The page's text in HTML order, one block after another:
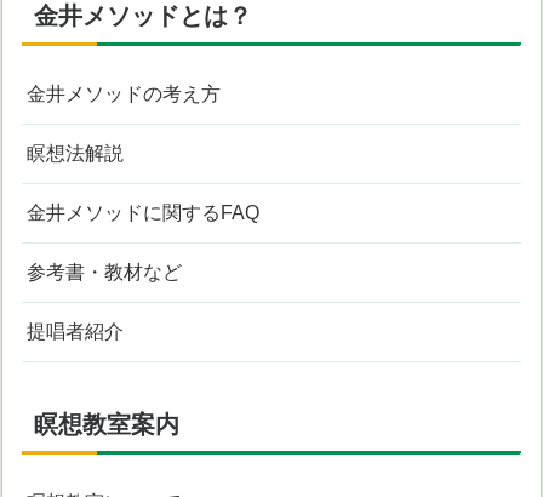
金井メソッドとは？
金井メソッドの考え方
瞑想法解説
金井メソッドに関するFAQ
参考書・教材など
提唱者紹介
瞑想教室案内